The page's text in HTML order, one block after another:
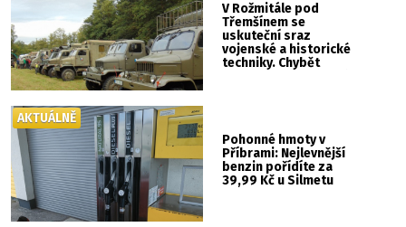
V Rožmitále pod
Třemšínem se
uskuteční sraz
vojenské a historické
techniky. Chybět
Pohonné hmoty v
Příbrami: Nejlevnější
benzin pořídíte za
39,99 Kč u Silmetu
AKTUÁLNĚ